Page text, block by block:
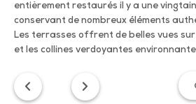
entièrement restaurés il y a une
conservant de nombreux éléments
Les terrasses offrent de belles vues
et les collines verdoyantes